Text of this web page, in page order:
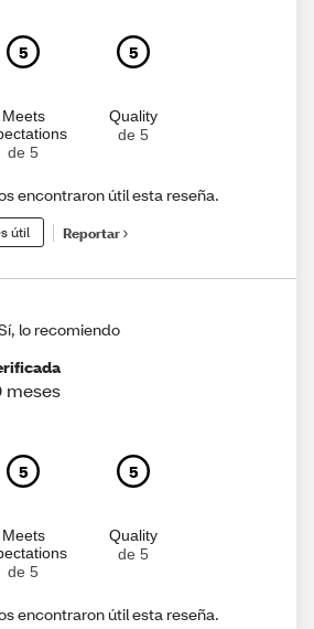
5
Meets
de 5
5
Quality
de 5
encontraron útil esta reseña.
útil Reportar
lo recomiendo
meses
5
Meets
de 5
5
Quality
de 5
encontraron útil esta reseña.